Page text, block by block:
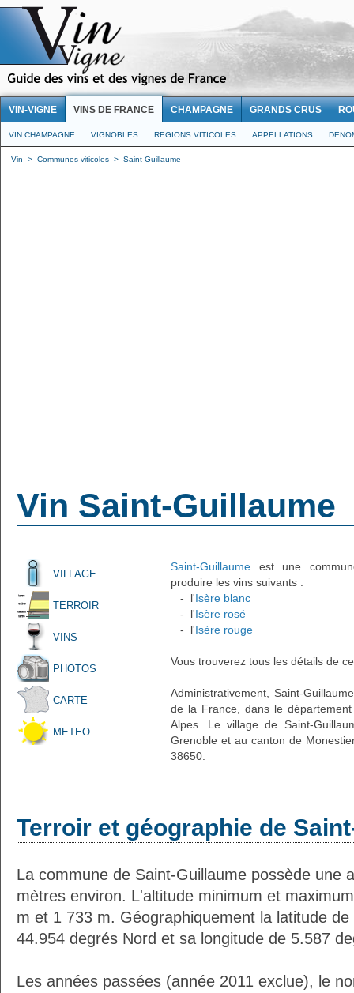
VIN-VIGNE VINS DE FRANCE CHAMPAGNE GRANDS CRUS
VIN CHAMPAGNE VIGNOBLES REGIONS VITICOLES APPELLATIONS
Vin > Communes viticoles > Saint-Guillaume
Vin Saint-Guillaume
VILLAGE
TERROIR
VINS
PHOTOS
CARTE
METEO
Saint-Guillaume est une
produire les vins suivants :
- l'Isère blanc
- l'Isère rosé
- l'Isère rouge
Vous trouverez tous les détails de
Administrativement, Saint-
de la France, dans le
Alpes. Le village de Saint-
Grenoble et au canton de
38650.
Terroir et géographie de
La commune de Saint-Guillaume possède une
mètres environ. L'altitude minimum et
m et 1 733 m. Géographiquement la latitude
44.954 degrés Nord et sa longitude de 5.587
Les années passées (année 2011 exclue), le